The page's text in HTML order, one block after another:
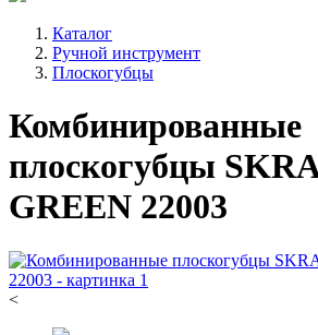
Каталог
Ручной инструмент
Плоскогубцы
Комбинированные
плоскогубцы
GREEN 22003
<